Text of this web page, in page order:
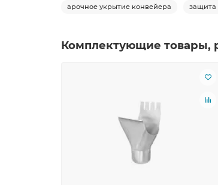
арочное укрытие конвейера защита
Комплектующие товары,